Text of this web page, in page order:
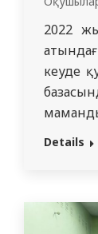
2022
кеуде
Details